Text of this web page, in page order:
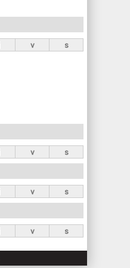
v s
v s
v s
v s